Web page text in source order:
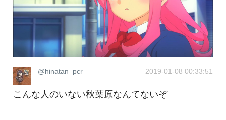
@hinatan_pcr 2019-01-08 00:33:51
こんな人のいない秋葉原なんてないぞ